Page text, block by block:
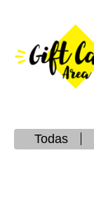
Todas